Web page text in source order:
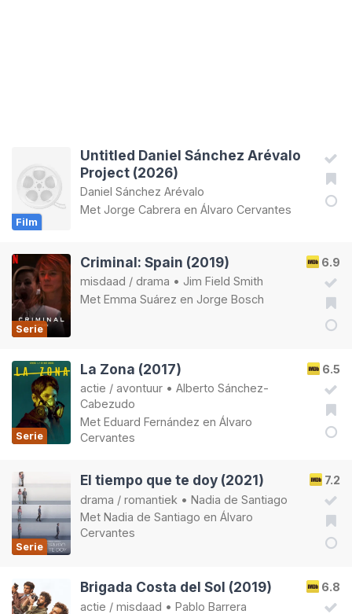
Film
Untitled Daniel Sánchez Arévalo
Project (2026)
Daniel Sánchez Arévalo
Met Jorge Cabrera en Álvaro Cervantes
Serie
6.9
Criminal: Spain (2019)
misdaad / drama • Jim Field Smith
Met Emma Suárez en Jorge Bosch
Serie
6.5
La Zona (2017)
actie / avontuur • Alberto Sánchez-
Cabezudo
Met Eduard Fernández en Álvaro
Cervantes
Serie
7.2
El tiempo que te doy (2021)
drama / romantiek • Nadia de Santiago
Met Nadia de Santiago en Álvaro
Cervantes
6.8
Brigada Costa del Sol (2019)
actie / misdaad • Pablo Barrera